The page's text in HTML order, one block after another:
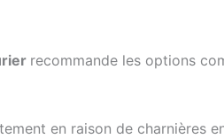
recommande les options
en raison de charnières